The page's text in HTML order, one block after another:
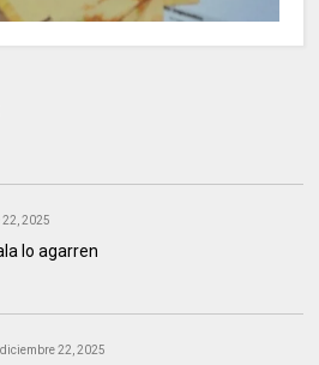
2025
lo agarren
diciembre 22, 2025